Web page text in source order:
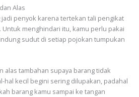
Alas
penyok karena tertekan tali pengikat
menghindari itu, kamu perlu pakai
sudut di setiap pojokan tumpukan
alas tambahan supaya barang tidak
hal kecil begini sering dilupakan, padahal
barang kamu sampai ke tangan